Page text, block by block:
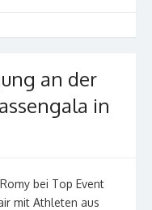
an der
in
bei Top Event
mit Athleten aus